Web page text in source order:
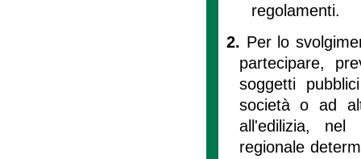
regolamenti.
2. Per lo
partecipare,
soggetti
società o ad
all'edilizia, nel
regionale